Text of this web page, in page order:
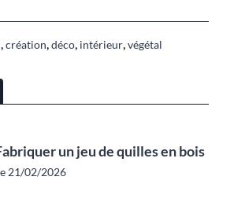
,création,déco, intérieur,végétal
un jeu de quilles en bois
21/02/2026